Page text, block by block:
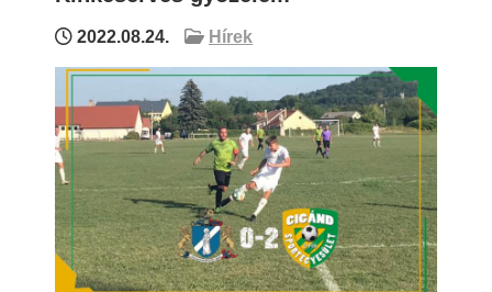
2022.08.24. Hírek